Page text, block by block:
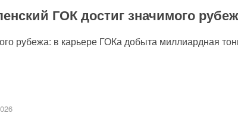
ГОК достиг значимого
рубежа: в карьере ГОКа добыта миллиардная